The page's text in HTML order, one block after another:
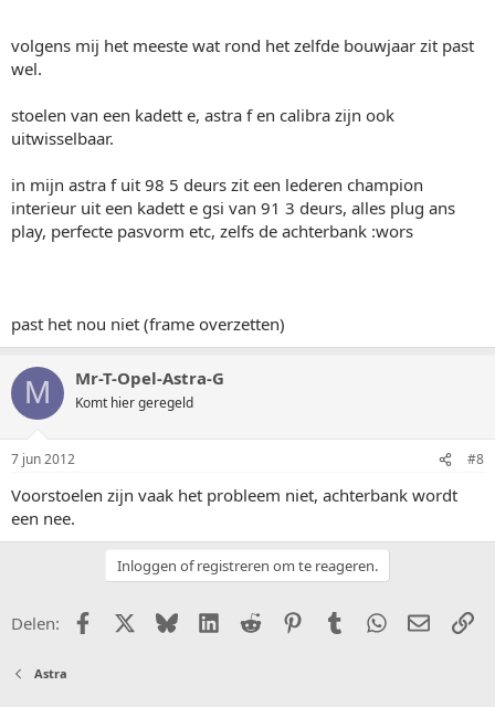
volgens mij het meeste wat rond het zelfde bouwjaar zit past
wel.
stoelen van een kadett e, astra f en calibra zijn ook
uitwisselbaar.
in mijn astra f uit 98 5 deurs zit een lederen champion
interieur uit een kadett e gsi van 91 3 deurs, alles plug ans
play, perfecte pasvorm etc, zelfs de achterbank :wors
past het nou niet (frame overzetten)
M Mr-T-Opel-Astra-G
Komt hier geregeld
7 jun 2012 #8
Voorstoelen zijn vaak het probleem niet, achterbank wordt
een nee.
Inloggen of registreren om te reageren.
Delen: FacebookX (Twitter)
BlueskyLinkedIn
Reddit PinterestTumblr WhatsApp
E-mail
Astra